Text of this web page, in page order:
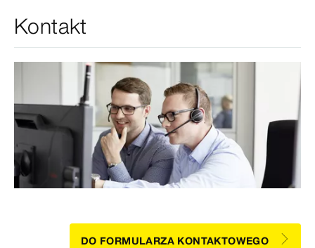
Kontakt
DO FORMULARZA KONTAKTOWEGO